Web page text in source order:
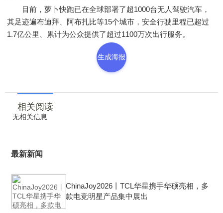
目前，萝卜快跑已在全球部署了超1000台无人驾驶汽车，
其足迹遍布迪拜、阿布扎比等15个城市，安全行驶里程已超过
1.7亿公里、累计为公众提供了超过1100万次出行服务。
生成海报
相关阅读
无相关信息
最新新闻
ChinaJoy2026丨TCL华星携手华硕亮相，多
款电竞明星产品集中展出